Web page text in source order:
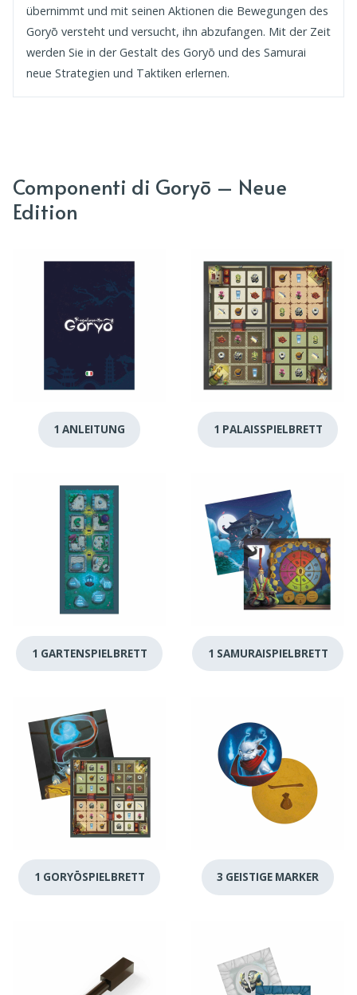
übernimmt und mit seinen Aktionen die Bewegungen des
Goryō versteht und versucht, ihn abzufangen. Mit der Zeit
werden Sie in der Gestalt des Goryō und des Samurai
neue Strategien und Taktiken erlernen.
Componenti di Goryō – Neue
Edition
1 ANLEITUNG 1 PALAISSPIELBRETT
1 GARTENSPIELBRETT 1 SAMURAISPIELBRETT
1 GORYŌSPIELBRETT 3 GEISTIGE MARKER